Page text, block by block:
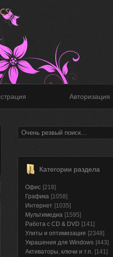
Авторизация
Категории раздела
Офис [218]
Графика [1058]
Интернет [1035]
Мультимедиа [1595]
Работа с CD & DVD [141]
Улиты и оптимизация [2348]
Украшения для Windows [443]
Активаторы, ключи и т.п. [141]